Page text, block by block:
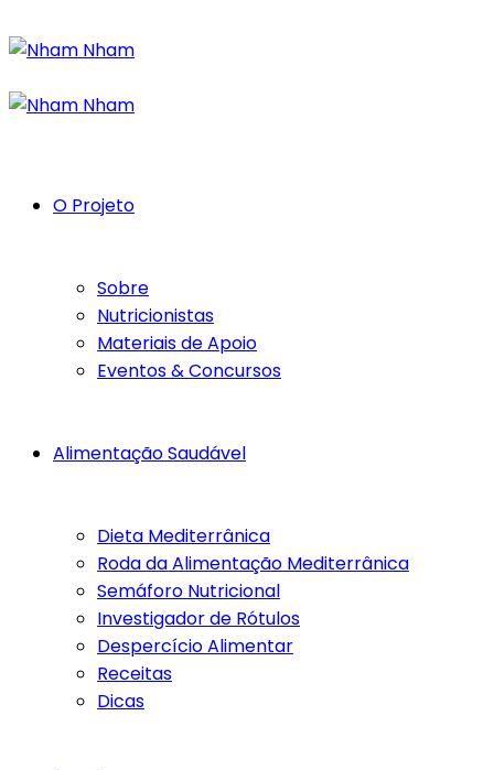
O Projeto
Sobre
Nutricionistas
Materiais de Apoio
Eventos & Concursos
Alimentação Saudável
Dieta Mediterrânica
Roda da Alimentação Mediterrânica
Semáforo Nutricional
Investigador de Rótulos
Despercício Alimentar
Receitas
Dicas